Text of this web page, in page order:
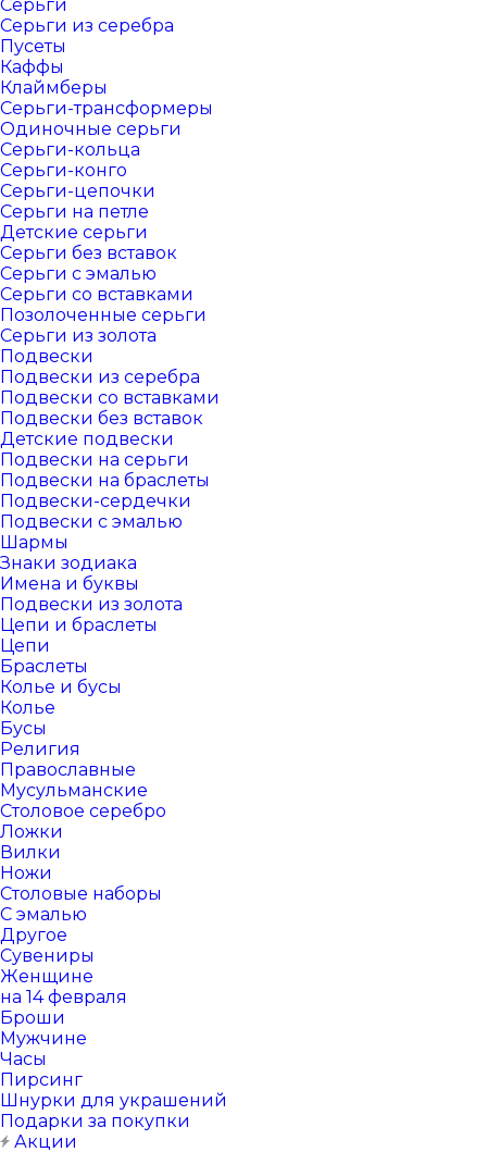
Серьги
Серьги из серебра
Пусеты
Каффы
Клаймберы
Серьги-трансформеры
Одиночные серьги
Серьги-кольца
Серьги-конго
Серьги-цепочки
Серьги на петле
Детские серьги
Серьги без вставок
Серьги с эмалью
Серьги со вставками
Позолоченные серьги
Серьги из золота
Подвески
Подвески из серебра
Подвески со вставками
Подвески без вставок
Детские подвески
Подвески на серьги
Подвески на браслеты
Подвески-сердечки
Подвески с эмалью
Шармы
Знаки зодиака
Имена и буквы
Подвески из золота
Цепи и браслеты
Цепи
Браслеты
Колье и бусы
Колье
Бусы
Религия
Православные
Мусульманские
Столовое серебро
Ложки
Вилки
Ножи
Столовые наборы
С эмалью
Другое
Сувениры
Женщине
на 14 февраля
Броши
Мужчине
Часы
Пирсинг
Шнурки для украшений
Подарки за покупки
Акции